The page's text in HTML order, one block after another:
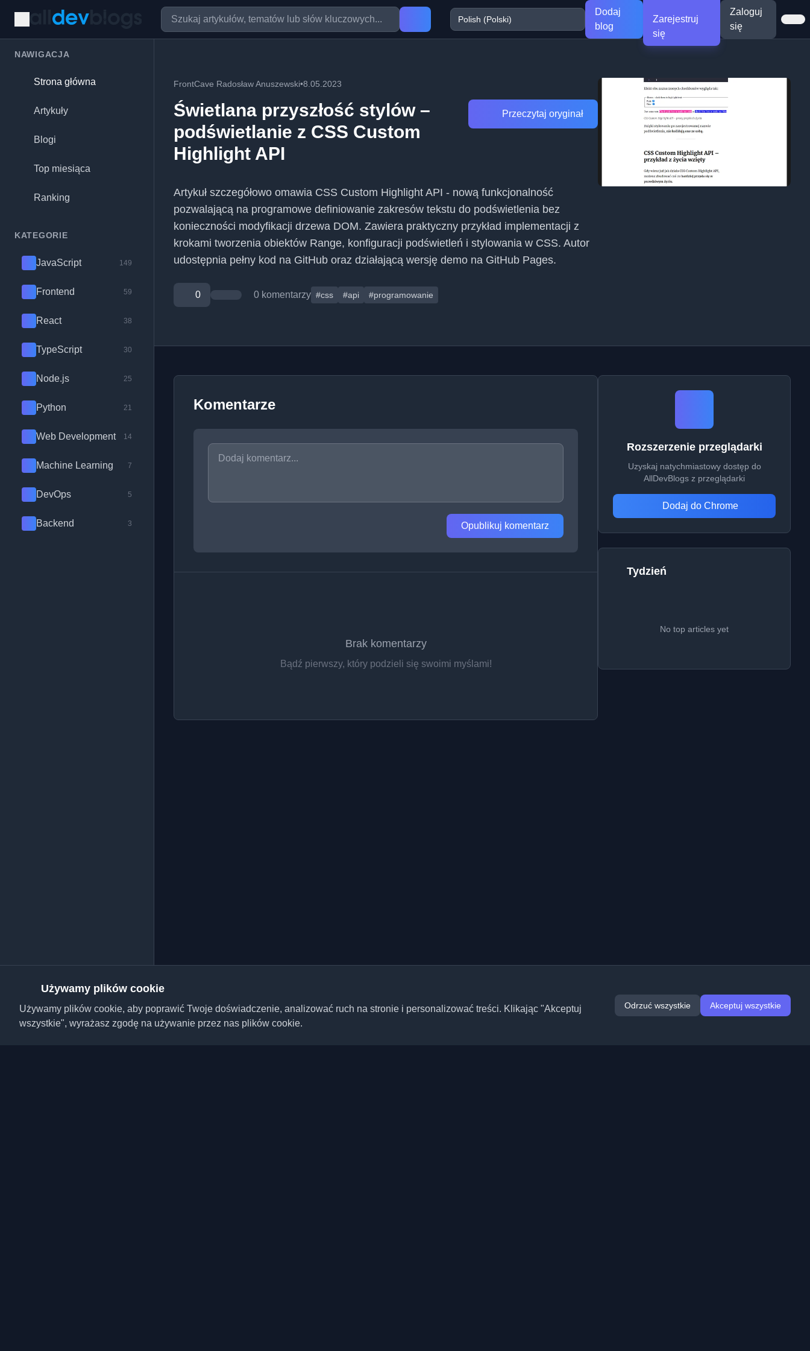
Dodaj
blog
Zarejestruj
się
Zaloguj
się
NAWIGACJA
Strona główna
Artykuły
Blogi
Top miesiąca
Ranking
KATEGORIE
JavaScript 149
Frontend 59
React 38
TypeScript 30
Node.js 25
Python 21
Web Development 14
Machine Learning 7
DevOps 5
Backend 3
FrontCave Radosław Anuszewski•8.05.2023
Świetlana przyszłość stylów –
podświetlanie z CSS Custom
Highlight API
Przeczytaj oryginał
Artykuł szczegółowo omawia CSS Custom Highlight API - nową funkcjonalność
pozwalającą na programowe definiowanie zakresów tekstu do podświetlenia bez
konieczności modyfikacji drzewa DOM. Zawiera praktyczny przykład implementacji z
krokami tworzenia obiektów Range, konfiguracji podświetleń i stylowania w CSS. Autor
udostępnia pełny kod na GitHub oraz działającą wersję demo na GitHub Pages.
0 0 komentarzy #css #api #programowanie
Komentarze
Opublikuj komentarz
Brak komentarzy
Bądź pierwszy, który podzieli się swoimi myślami!
Rozszerzenie przeglądarki
Uzyskaj natychmiastowy dostęp do
AllDevBlogs z przeglądarki
Dodaj do Chrome
Tydzień
No top articles yet
Używamy plików cookie
Używamy plików cookie, aby poprawić Twoje doświadczenie, analizować ruch na stronie i personalizować treści. Klikając "Akceptuj
wszystkie", wyrażasz zgodę na używanie przez nas plików cookie.
Odrzuć wszystkie Akceptuj wszystkie